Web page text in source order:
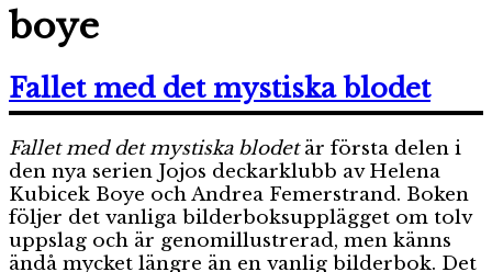
boye
Fallet med det mystiska blodet
Fallet med det mystiska blodetär första delen i
den nya serien Jojos deckarklubb av Helena
Kubicek Boye och Andrea Femerstrand. Boken
följer det vanliga bilderboksupplägget om tolv
uppslag och är genomillustrerad, men känns
ändå mycket längre än en vanlig bilderbok. Det